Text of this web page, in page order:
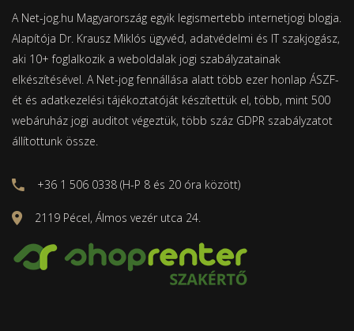
A Net-jog.hu Magyarország egyik legismertebb internetjogi blogja.
Alapítója Dr. Krausz Miklós ügyvéd, adatvédelmi és IT szakjogász,
aki 10+ foglalkozik a weboldalak jogi szabályzatainak
elkészítésével. A Net-jog fennállása alatt több ezer honlap ÁSZF-
ét és adatkezelési tájékoztatóját készítettük el, több, mint 500
webáruház jogi auditot végeztük, több száz GDPR szabályzatot
állítottunk össze.
+36 1 506 0338 (H-P 8 és 20 óra között)
2119 Pécel, Álmos vezér utca 24.